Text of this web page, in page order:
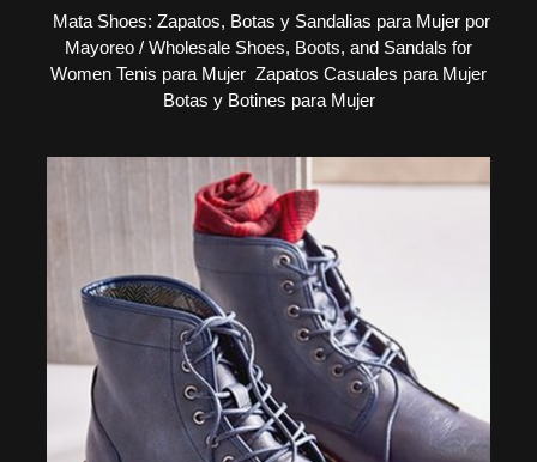
Mata Shoes: Zapatos, Botas y Sandalias para Mujer por
Mayoreo / Wholesale Shoes, Boots, and Sandals for
Women Tenis para Mujer Zapatos Casuales para Mujer
Botas y Botines para Mujer